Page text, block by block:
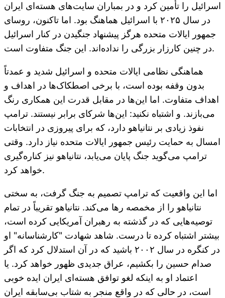
اسرائیل را تأمین کرد و در بمباران سایت‌های هسته‌ای ایران
در سال ۲۰۲۵ با اسرائیل هماهنگ بود. اما تاکنون، روسای
جمهور ایالات متحده هرگز پیشنهاد جنگیدن در کنار اسرائیل
در چنین کارزار بزرگی را نداده‌اند. این جنگ متفاوت است.
هماهنگی نظامی ایالات متحده و اسرائیل شدید و عمدتاً
بدون وقفه بوده است، با برخی اصطکاک‌ها در اهداف و
اهداف متفاوت. اما این‌ها در مقابل قدرت این همکاری رنگ
می‌بازند. و اشتباه نکنید: این‌ها شرکای برابر نیستند. ترامپ
نفوذ زیادی بر نتانیاهو دارد، که برای پیروزی در انتخابات
امسال به حمایت رئیس جمهور ایالات متحده نیاز دارد. وقتی
ترامپ می‌گوید جنگ پایان می‌یابد، نتانیاهو نیز کناره‌گیری
خواهد کرد.
اما این واقعیت که ترامپ تصمیم به جنگ گرفت، به سختی
نتانیاهو را از مخمصه رها می‌کند. نتانیاهو تقریباً در تمام
توصیه‌هایی که در گذشته به رهبران آمریکایی کرده است،
بیشتر اشتباه کرده تا درست. شاهد شهادت "کارشناسانه" او
در کنگره در سال ۲۰۰۲ باشید که در آن استدلال کرد که اگر
صدام حسین را بکشیم، عراق جدیدی ظهور خواهد کرد. یا
اعتماد او به اینکه لغو توافق هسته‌ای ایران ایده خوبی
است، در حالی که در واقع منجر به شتاب بی‌سابقه ایران